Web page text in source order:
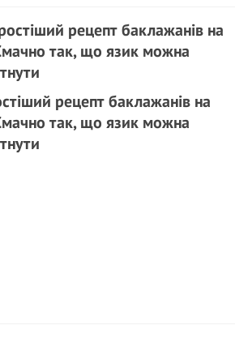
рецепт баклажанів на
так, що язик можна